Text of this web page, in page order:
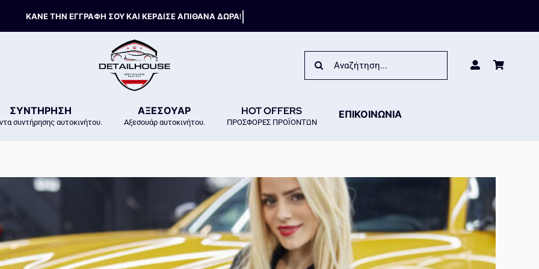
Search
ΣΥΝΤΗΡΗΣΗ
συντήρησης αυτοκινήτου.
ΑΞΕΣΟΥΑΡ
Αξεσουάρ αυτοκινήτου.
HOT OFFERS
ΠΡΟΣΦΟΡΕΣ ΠΡΟΪΟΝΤΩΝ
ΕΠΙΚΟΙΝΩΝΙΑ